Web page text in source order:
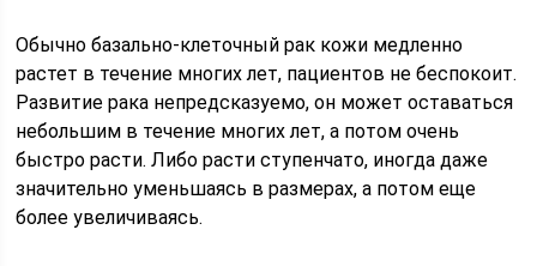
Обычно базально-клеточный рак кожи медленно
растет в течение многих лет, пациентов не беспокоит.
Развитие рака непредсказуемо, он может оставаться
небольшим в течение многих лет, а потом очень
быстро расти. Либо расти ступенчато, иногда даже
значительно уменьшаясь в размерах, а потом еще
более увеличиваясь.